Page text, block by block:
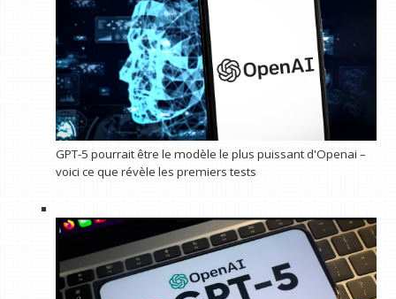
GPT-5 pourrait être le modèle le plus puissant d'Openai –
voici ce que révèle les premiers tests